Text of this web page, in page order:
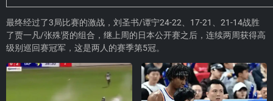
最终经过了3局比赛的激战，刘圣书/谭宁24-22、17-21、21-14战胜
了贾一凡/张殊贤的组合，继上周的日本公开赛之后，连续两周获得高
级别巡回赛冠军，这是两人的赛季第5冠。